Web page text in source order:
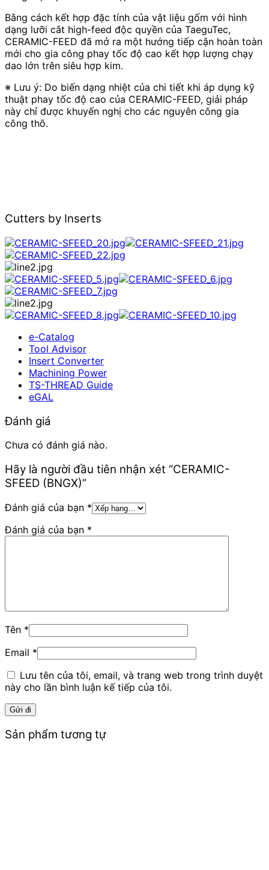
Bằng cách kết hợp đặc tính của vật liệu gốm với hình
dạng lưỡi cắt high-feed độc quyền của TaeguTec,
CERAMIC-FEED đã mở ra một hướng tiếp cận hoàn toàn
mới cho gia công phay tốc độ cao kết hợp lượng chạy
dao lớn trên siêu hợp kim.
※ Lưu ý: Do biến dạng nhiệt của chi tiết khi áp dụng kỹ
thuật phay tốc độ cao của CERAMIC-FEED, giải pháp
này chỉ được khuyến nghị cho các nguyên công gia
công thô.
Cutters by Inserts
e-Catalog
Tool Advisor
Insert Converter
Machining Power
TS-THREAD Guide
eGAL
Đánh giá
Chưa có đánh giá nào.
Hãy là người đầu tiên nhận xét “CERAMIC-
SFEED (BNGX)”
Đánh giá của bạn *
Đánh giá của bạn *
Tên *
Email *
Lưu tên của tôi, email, và trang web trong trình duyệt
này cho lần bình luận kế tiếp của tôi.
Sản phẩm tương tự